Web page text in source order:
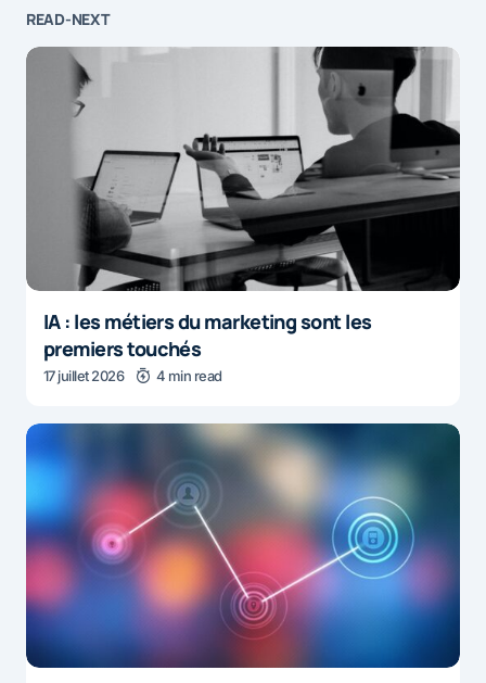
READ-NEXT
IA : les métiers du marketing sont les
premiers touchés
17 juillet 2026 4 min read